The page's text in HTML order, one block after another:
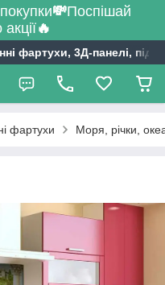
💸Поспішай
🔥
фартухи, 3Д-панелі,
фартухи Моря, річки,